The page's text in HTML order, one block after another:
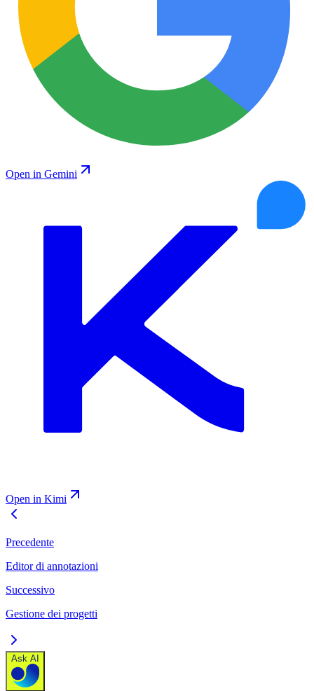
Open in Gemini
Open in Kimi
Precedente
Editor di annotazioni
Successivo
Gestione dei progetti
Ask AI